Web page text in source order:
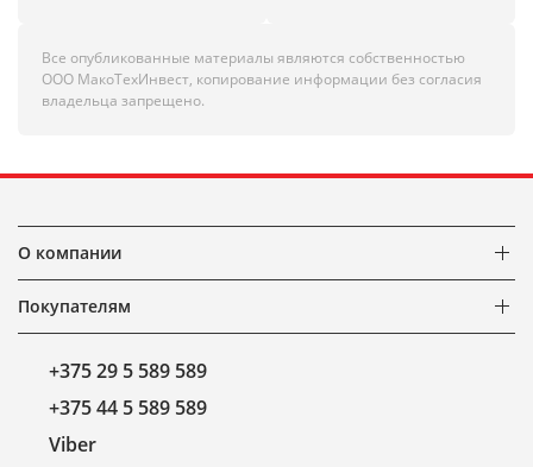
Все опубликованные материалы являются собственностью
ООО МакоТехИнвест, копирование информации без согласия
владельца запрещено.
О компании
Покупателям
+375 29 5 589 589
+375 44 5 589 589
Viber